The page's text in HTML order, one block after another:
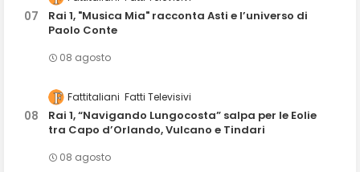
Rai 1, "Musica Mia" racconta Asti e l’universo di
Paolo Conte
08 agosto
Fattitaliani Fatti Televisivi
Rai 1, “Navigando Lungocosta” salpa per le Eolie
tra Capo d’Orlando, Vulcano e Tindari
08 agosto